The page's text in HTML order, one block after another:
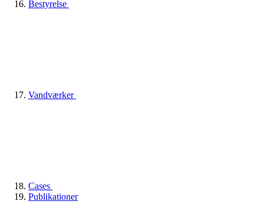
Bestyrelse
Vandværker
Cases
Publikationer